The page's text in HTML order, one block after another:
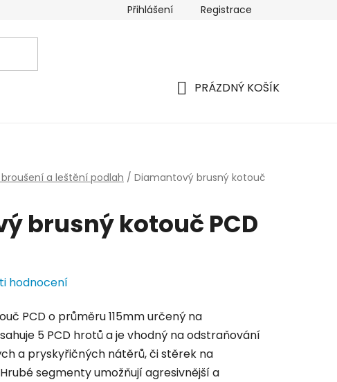
Přihlášení Registrace
PRÁZDNÝ KOŠÍK
a leštění podlah / Diamantový brusný kotouč
brusný kotouč PCD
hodnocení
PCD o průměru 115mm určený na
5 PCD hrotů a je vhodný na odstraňování
a pryskyřičných nátěrů, či stěrek na
segmenty umožňují agresivnější a